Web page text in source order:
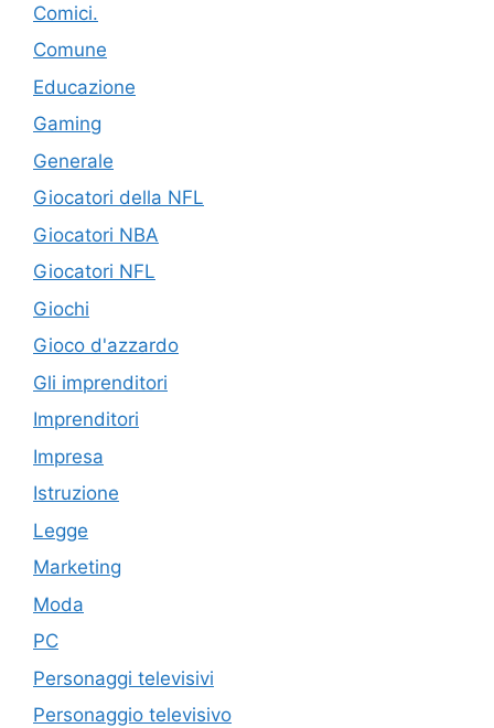
Comici.
Comune
Educazione
Gaming
Generale
Giocatori della NFL
Giocatori NBA
Giocatori NFL
Giochi
Gioco d'azzardo
Gli imprenditori
Imprenditori
Impresa
Istruzione
Legge
Marketing
Moda
PC
Personaggi televisivi
Personaggio televisivo